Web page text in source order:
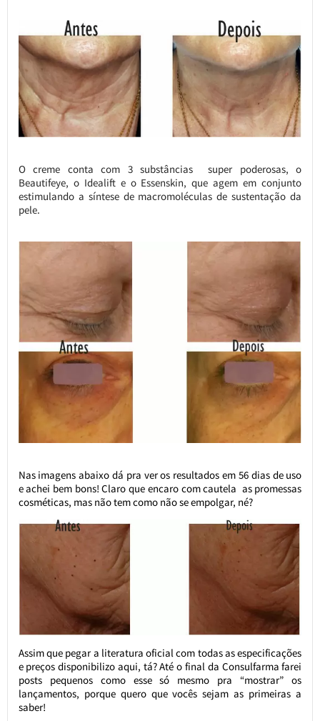
O creme conta com 3 substâncias super poderosas, o
Beautifeye, o Idealift e o Essenskin, que agem em conjunto
estimulando a síntese de macromoléculas de sustentação da
pele.
Nas imagens abaixo dá pra ver os resultados em 56 dias de uso
e achei bem bons! Claro que encaro com cautela as promessas
cosméticas, mas não tem como não se empolgar, né?
Assim que pegar a literatura oficial com todas as especificações
e preços disponibilizo aqui, tá? Até o final da Consulfarma farei
posts pequenos como esse só mesmo pra “mostrar” os
lançamentos, porque quero que vocês sejam as primeiras a
saber!